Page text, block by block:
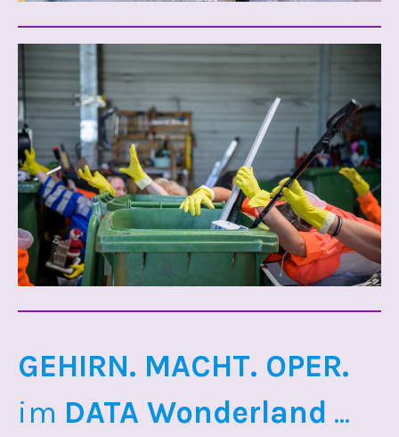
GEHIRN. MACHT. OPER.
im DATA Wonderland ...